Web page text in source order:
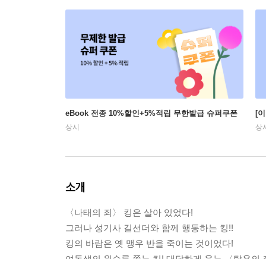
eBook 전종 10%할인+5%적립 무한발급 슈퍼쿠폰
상시
[
상
소개
〈나태의 죄〉 킹은 살아 있었다!
그러나 성기사 길선더와 함께 행동하는 킹!!
킹의 바람은 옛 맹우 반을 죽이는 것이었다!